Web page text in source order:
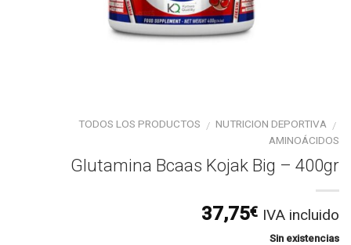
TODOS LOS PRODUCTOS / NUTRICION DEPORTIVA /
AMINOÁCIDOS
Glutamina Bcaas Kojak Big – 400gr
37,75€ IVA incluido
Sin existencias